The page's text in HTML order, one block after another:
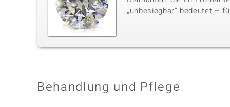
„unbesiegbar“ bedeutet –
Behandlung und Pflege